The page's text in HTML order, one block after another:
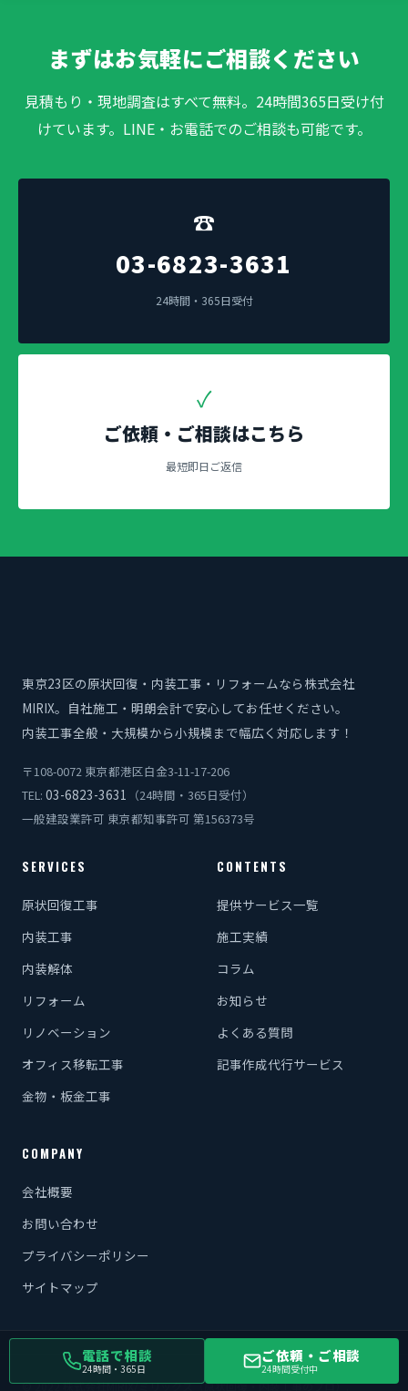
まずはお気軽にご相談ください
見積もり・現地調査はすべて無料。24時間365日受け付
けています。LINE・お電話でのご相談も可能です。
☎
03-6823-3631
24時間・365日受付
✓
ご依頼・ご相談はこちら
最短即日ご返信
東京23区の原状回復・内装工事・リフォームなら株式会社
MIRIX。自社施工・明朗会計で安心してお任せください。
内装工事全般・大規模から小規模まで幅広く対応します！
〒108-0072 東京都港区白金3-11-17-206
TEL: 03-6823-3631
（24時間・365日受付）
一般建設業許可 東京都知事許可 第156373号
SERVICES
原状回復工事
内装工事
内装解体
リフォーム
リノベーション
オフィス移転工事
金物・板金工事
CONTENTS
提供サービス一覧
施工実績
コラム
お知らせ
よくある質問
記事作成代行サービス
COMPANY
会社概要
お問い合わせ
プライバシーポリシー
サイトマップ
© 2022 株式会社MIRIX/ミリックス（原状回復・内装工事のプロ）.
電話で相談
24時間・365日
ご依頼・ご相談
24時間受付中